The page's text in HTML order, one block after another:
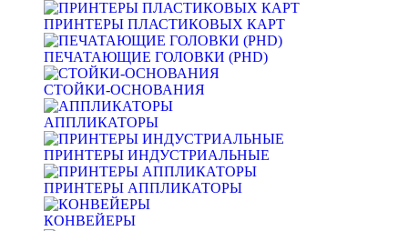
ПРИНТЕРЫ ПЛАСТИКОВЫХ КАРТ
ПЕЧАТАЮЩИЕ ГОЛОВКИ (PHD)
СТОЙКИ-ОСНОВАНИЯ
АППЛИКАТОРЫ
ПРИНТЕРЫ ИНДУСТРИАЛЬНЫЕ
ПРИНТЕРЫ АППЛИКАТОРЫ
КОНВЕЙЕРЫ